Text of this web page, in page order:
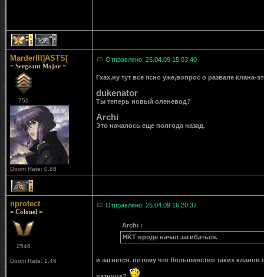
1 1
MarderIII]ASTS[
= Sergeant Major =
759
Doom Rate: 0.88
Отправлено: 25.04.09 15:03:40
Гхах,ну тут все ясно уже,вопрос о развале клана-
dukenator
Ты теперь новый оленевод?
Archi
Это началось еще полгода назад.
1
nprotect
= Colonel =
2546
Doom Rate: 1.48
Отправлено: 25.04.09 16:20:37
Archi :
HKT вроде начал загибаться.
и загнется. потому что большинство таких